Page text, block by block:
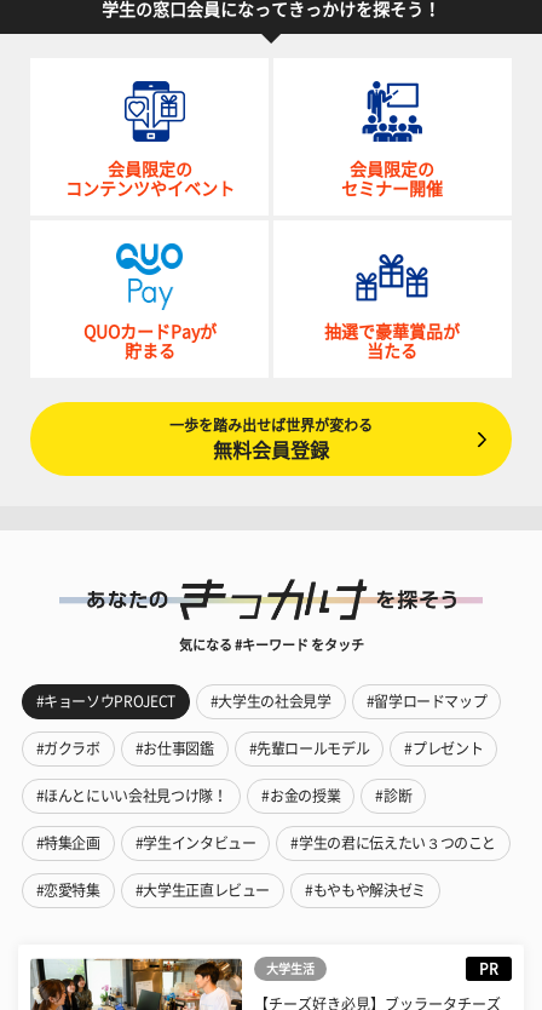
学生の窓口会員になってきっかけを探そう！
会員限定の
コンテンツやイベント
会員限定の
セミナー開催
QUOカードPayが
貯まる
抽選で豪華賞品が
当たる
一歩を踏み出せば世界が変わる
無料会員登録
気になる #キーワード をタッチ
#キョーソウPROJECT #大学生の社会見学 #留学ロードマップ
#ガクラボ #お仕事図鑑 #先輩ロールモデル #プレゼント
#ほんとにいい会社見つけ隊！ #お金の授業 #診断
#特集企画 #学生インタビュー #学生の君に伝えたい３つのこと
#恋愛特集 #大学生正直レビュー #もやもや解決ゼミ
大学生活 PR
【チーズ好き必見】ブッラータチーズ